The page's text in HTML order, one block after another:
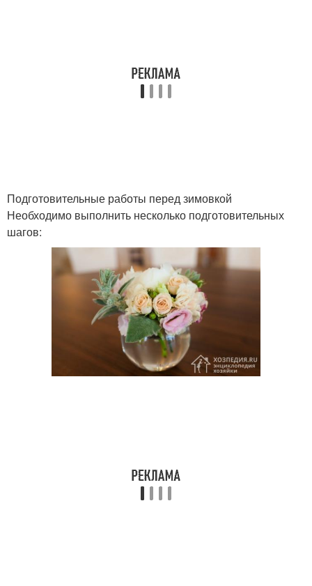
Подготовительные работы перед зимовкой
Необходимо выполнить несколько подготовительных
шагов: